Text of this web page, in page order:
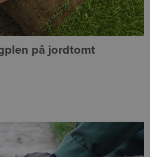
på jordtomt